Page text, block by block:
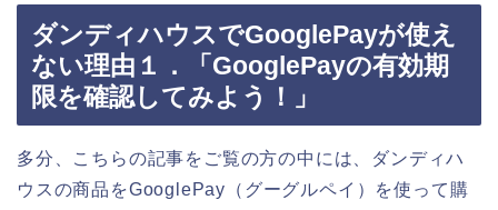
ダンディハウスでGooglePayが使え
ない理由１．「GooglePayの有効期
限を確認してみよう！」
多分、こちらの記事をご覧の方の中には、ダンディハ
ウスの商品をGooglePay（グーグルペイ）を使って購